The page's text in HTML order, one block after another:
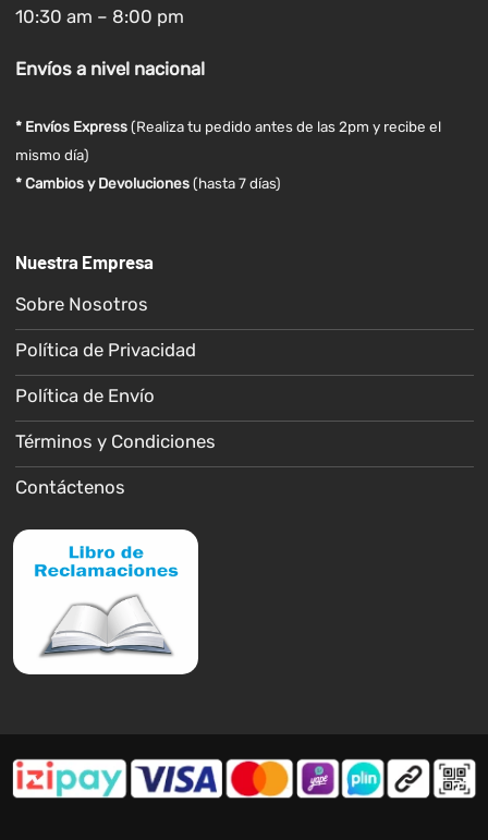
10:30 am – 8:00 pm
Envíosa nivel nacional
* Envíos Express(Realiza tu pedido antes de las 2pm y recibe el
mismo día)
* Cambios y Devoluciones (hasta 7 días)
Nuestra Empresa
Sobre Nosotros
Política de Privacidad
Política de Envío
Términos y Condiciones
Contáctenos